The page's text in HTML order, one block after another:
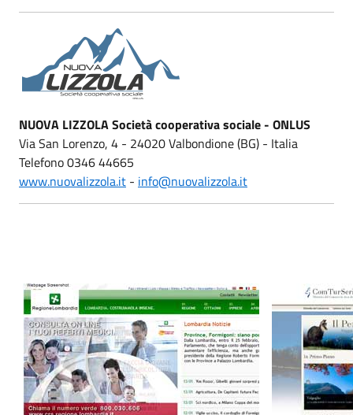
NUOVA LIZZOLA Società cooperativa sociale - ONLUS
Via San Lorenzo, 4 - 24020 Valbondione (BG) - Italia
Telefono 0346 44665
www.nuovalizzola.it - info@nuovalizzola.it